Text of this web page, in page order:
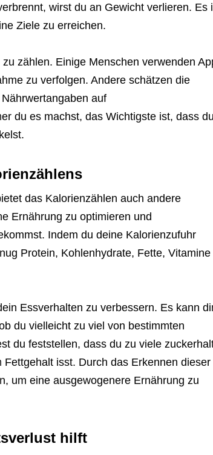
wirst du an Gewicht verlieren. Es
Ziele zu erreichen.
zählen. Einige Menschen verwenden
zu verfolgen. Andere schätzen die
auf
du es machst, das Wichtigste ist, dass du
das Kalorienzählen auch andere
Ernährung zu optimieren und
Indem du deine Kalorienzufuhr
Protein, Kohlenhydrate, Fette, Vitamine
Essverhalten zu verbessern. Es kann
du vielleicht zu viel von bestimmten
du feststellen, dass du zu viele
isst. Durch das Erkennen dieser
um eine ausgewogenere Ernährung zu
hilft